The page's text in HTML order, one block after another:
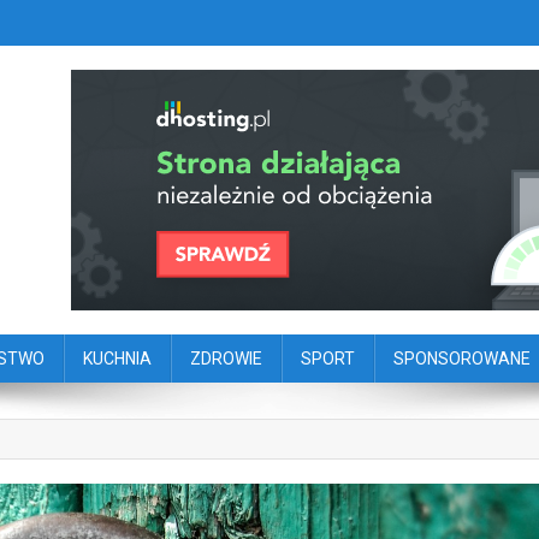
portal dziennikarstwa
KUCHNIA ZDROWIE SPORT SPONSOROWANE